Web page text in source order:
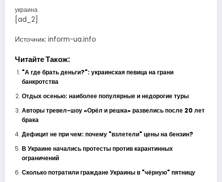
украина
[ad_2]
Источник: inform-ua.info
Читайте Також:
"А где брать деньги?": украинская певица на грани
банкротства
Отдых осенью: наиболее популярные и недорогие туры
Авторы тревел-шоу «Орёл и решка» развелись после 20 лет
брака
Дефицит не при чем: почему "взлетели" цены на бензин?
В Украине начались протесты против карантинных
ограничений
Сколько потратили граждане Украины в "чёрную" пятницу